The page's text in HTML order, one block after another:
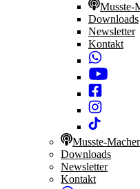
Musste-
Downloads
Newsletter
Kontakt
Musste-
Downloads
Newsletter
Kontakt